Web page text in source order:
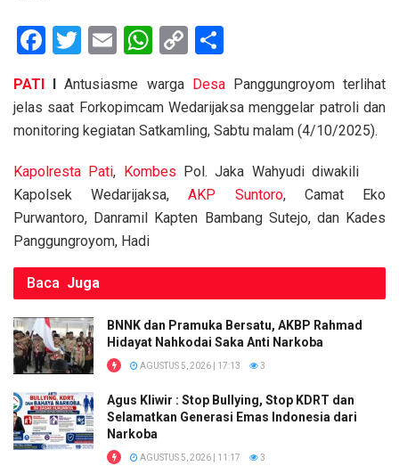
F
ce
b
o
k
T
tt
er
E
ail
W
at
s
p
p
C
py
Li
k
ar
e
PATI I Antusiasme warga DesaPanggungroyom terlihat
jelas saat Forkopimcam Wedarijaksa menggelar patroli dan
monitoring kegiatan Satkamling, Sabtu malam (4/10/2025).
Kapolresta Pati, Kombes Pol. Jaka Wahyudi diwakili
Kapolsek Wedarijaksa,AKP Suntoro, Camat Eko
Purwantoro, Danramil Kapten Bambang Sutejo, dan Kades
Panggungroyom, Hadi
Baca Juga
BNNK dan Pramuka Bersatu, AKBP Rahmad
Hidayat Nahkodai Saka Anti Narkoba
AGUSTUS 5, 2026 | 17:13 3
Agus Kliwir : Stop Bullying, Stop KDRT dan
Selamatkan Generasi Emas Indonesia dari
Narkoba
AGUSTUS 5, 2026 | 11:17 3